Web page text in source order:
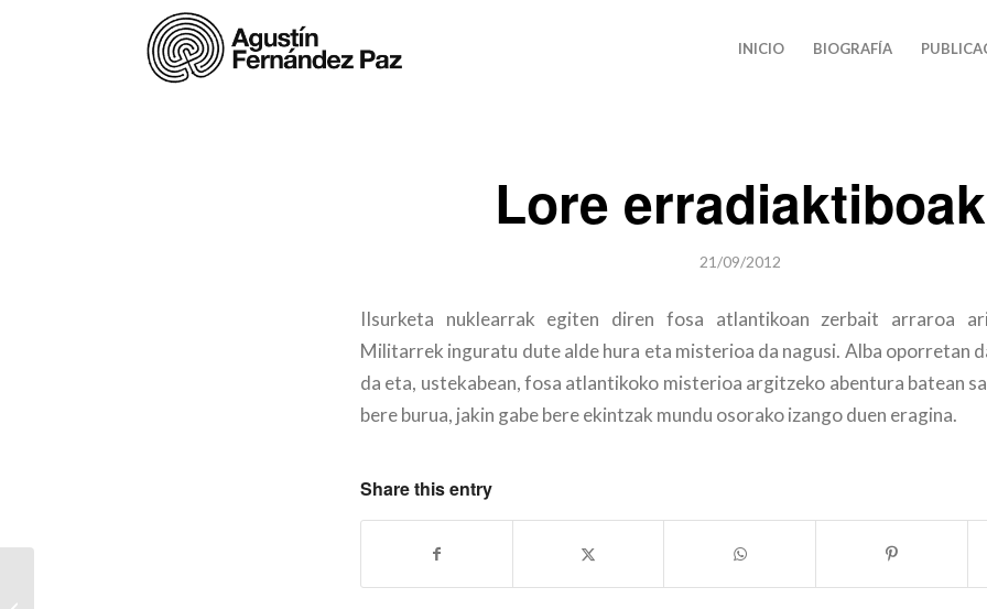
INICIO BIOGRAFÍA
Lore erradiaktiboak
21/09/2012
IIsurketa nuklearrak egiten diren fosa atlantikoan zerbait arraroa
Militarrek inguratu dute alde hura eta misterioa da nagusi. Alba oporretan
da eta, ustekabean, fosa atlantikoko misterioa argitzeko abentura batean
bere burua, jakin gabe bere ekintzak mundu osorako izango duen eragina.
Share this entry